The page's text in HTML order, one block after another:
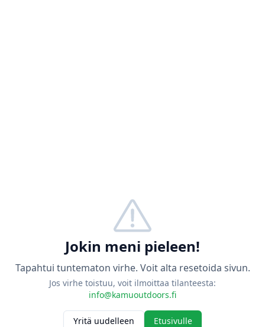
Jokin meni pieleen!
Tapahtui tuntematon virhe. Voit alta resetoida sivun.
Jos virhe toistuu, voit ilmoittaa tilanteesta:
info@kamuoutdoors.fi
Yritä uudelleen Etusivulle